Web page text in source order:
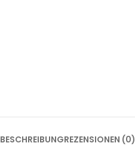
BESCHREIBUNGREZENSIONEN (0)